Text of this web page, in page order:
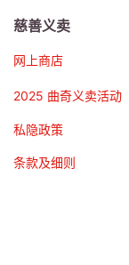
慈善义卖
网上商店
2025 曲奇义卖活动
私隐政策
条款及细则